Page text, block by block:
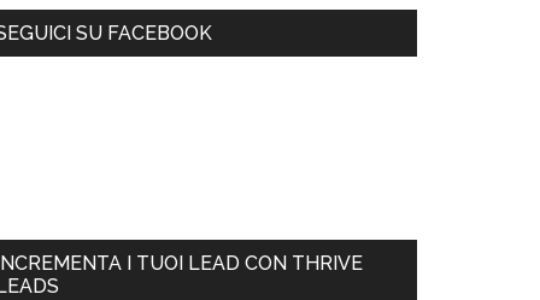
SU FACEBOOK
INCREMENTA I TUOI LEAD CON THRIVE
LEADS